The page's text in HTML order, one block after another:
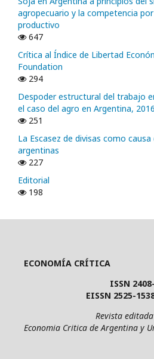
agropecuario y la competencia
productivo
647
Crítica al Índice de Libertad
Foundation
294
Despoder estructural del trabajo
el caso del agro en Argentina,
251
La Escasez de divisas como
argentinas
227
Editorial
198
ECONOMÍA CRÍTICA
ISSN
EISSN 2525-
Revista editada por
Economia Critica de Argentina y